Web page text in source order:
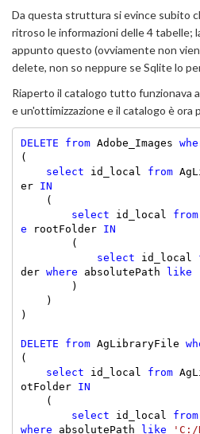
Da questa struttura si evince subito
ritroso le informazioni delle 4 tabelle;
appunto questo (ovviamente non
delete, non so neppure se Sqlite lo
Riaperto il catalogo tutto funzionava
e un'ottimizzazione e il catalogo è
DELETE from Adobe_Images
(
select id_local from
er IN
select id_local from
e rootFolder IN
select id_local
der where absolutePath like
)
DELETE from AgLibraryFile
(
select id_local from
otFolder IN
select id_local from
where absolutePath like
'C:/